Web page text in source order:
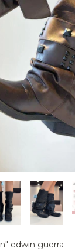
edwin guerra